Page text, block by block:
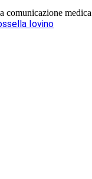
comunicazione medica
Iovino